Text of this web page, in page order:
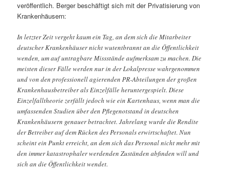
veröffentlich. Berger beschäftigt sich mit der Privatisierung von
Krankenhäusern:
In letzter Zeit vergeht kaum ein Tag, an dem sich die Mitarbeiter
deutscher Krankenhäuser nicht wutentbrannt an die Öffentlichkeit
wenden, um auf untragbare Missstände aufmerksam zu machen. Die
meisten dieser Fälle werden nur in der Lokalpresse wahrgenommen
und von den professionell agierenden PR-Abteilungen der großen
Krankenhausbetreiber als Einzelfälle heruntergespielt. Diese
Einzelfalltheorie zerfällt jedoch wie ein Kartenhaus, wenn man die
umfassenden Studien über den Pflegenotstand in deutschen
Krankenhäusern genauer betrachtet. Jahrelang wurde die Rendite
der Betreiber auf dem Rücken des Personals erwirtschaftet. Nun
scheint ein Punkt erreicht, an dem sich das Personal nicht mehr mit
den immer katastrophaler werdenden Zuständen abfinden will und
sich an die Öffentlichkeit wendet.